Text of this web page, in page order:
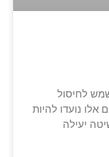
לחיסול
נועדו להיות
יעילה